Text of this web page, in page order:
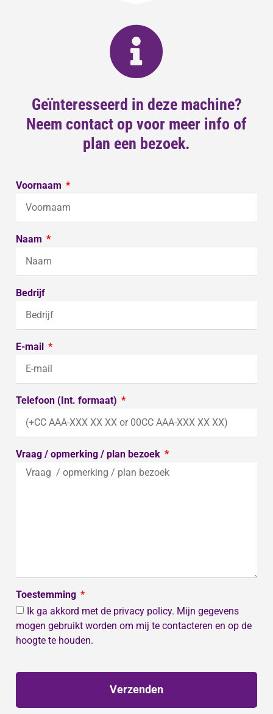
Geïnteresseerd in deze machine?
Neem contact op voor meer info of
plan een bezoek.
Voornaam
Naam
Bedrijf
E-mail
Telefoon (Int. formaat)
Vraag / opmerking / plan bezoek
Toestemming
Ik ga akkord met de privacy policy. Mijn gegevens
mogen gebruikt worden om mij te contacteren en op de
hoogte te houden.
Verzenden